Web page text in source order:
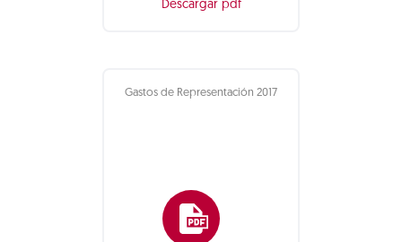
Descargar pdf
Gastos de Representación 2017